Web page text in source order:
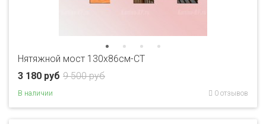
Нятяжной мост 130х86см-CT
9 500 руб
3 180 руб
В наличии 0 отзывов